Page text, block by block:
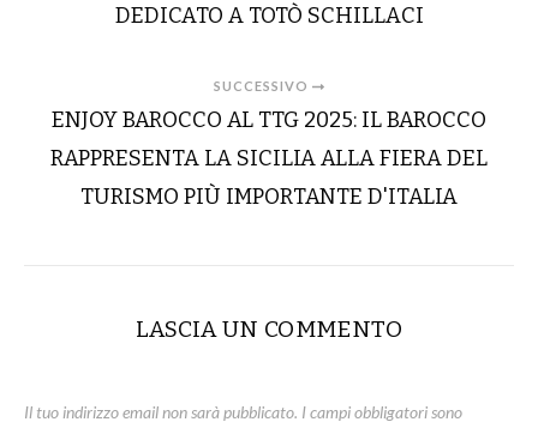
DEDICATO A TOTÒ SCHILLACI
SUCCESSIVO
ENJOY BAROCCO AL TTG 2025: IL BAROCCO
RAPPRESENTA LA SICILIA ALLA FIERA DEL
TURISMO PIÙ IMPORTANTE D'ITALIA
LASCIA UN COMMENTO
Il tuo indirizzo email non sarà pubblicato. I campi obbligatori sono